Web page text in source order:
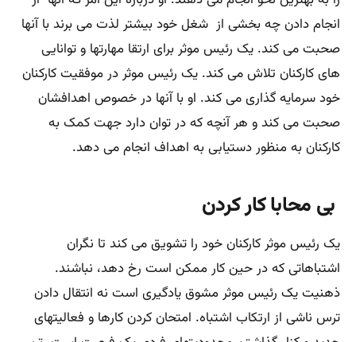
انجام دادن چه بخشی از شغل خود بیشتر لذت می برند با آنها
صحبت می کند. یک رئیس موثر برای ارتقا مهارتها و توانایی
های کارکنان تلاش می کند. یک رئیس موثر در موفقیت کارکنان
خود سرمایه گذاری می کند. او با آنها در خصوص اهدافشان
صحبت می کند و هر آنچه که در توان دارد جهت کمک به
کارکنان به منظور دستیابی به اهداف انجام می دهد.
بی محابا کار کردن
یک رئیس موثر کارکنان خود را تشویق می کند تا نگران
اشتباهاتی که در حین کار ممکن است رخ دهد، نباشند.
ذهنیت یک رئیس موثر مشوق یادگیری است نه انتقال دادن
ترس ناشی از ارتکاب اشتباه. امتحان کردن کارها و فعالیتهای